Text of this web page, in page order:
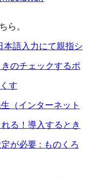
ら。
語入力にて親指シ
のチェックするポ
す
（インターネット
る！導入するとき
が必要 : ものくろ